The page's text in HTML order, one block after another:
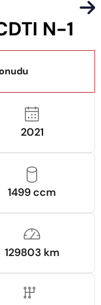
N-1
2021
1499 ccm
129803 km